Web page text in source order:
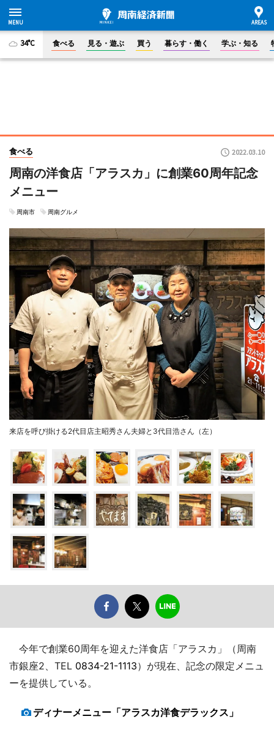
34°C 食べる 見る・遊ぶ 買う 暮らす・働く 学ぶ・知る
食べる 2022.03.10
周南の洋食店「アラスカ」に創業60周年記念
メニュー
周南市 周南グルメ
来店を呼び掛ける2代目店主昭秀さん夫婦と3代目浩さん（左）
今年で創業60周年を迎えた洋食店「アラスカ」（周南
市銀座2、TEL 0834-21-1113）が現在、記念の限定メニュ
ーを提供している。
ディナーメニュー「アラスカ洋食デラックス」